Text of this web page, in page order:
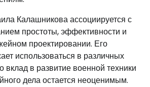
Калашникова ассоциируется с
простоты, эффективности и
проектировании. Его
использоваться в различных
вклад в развитие военной техники
дела остается неоценимым.